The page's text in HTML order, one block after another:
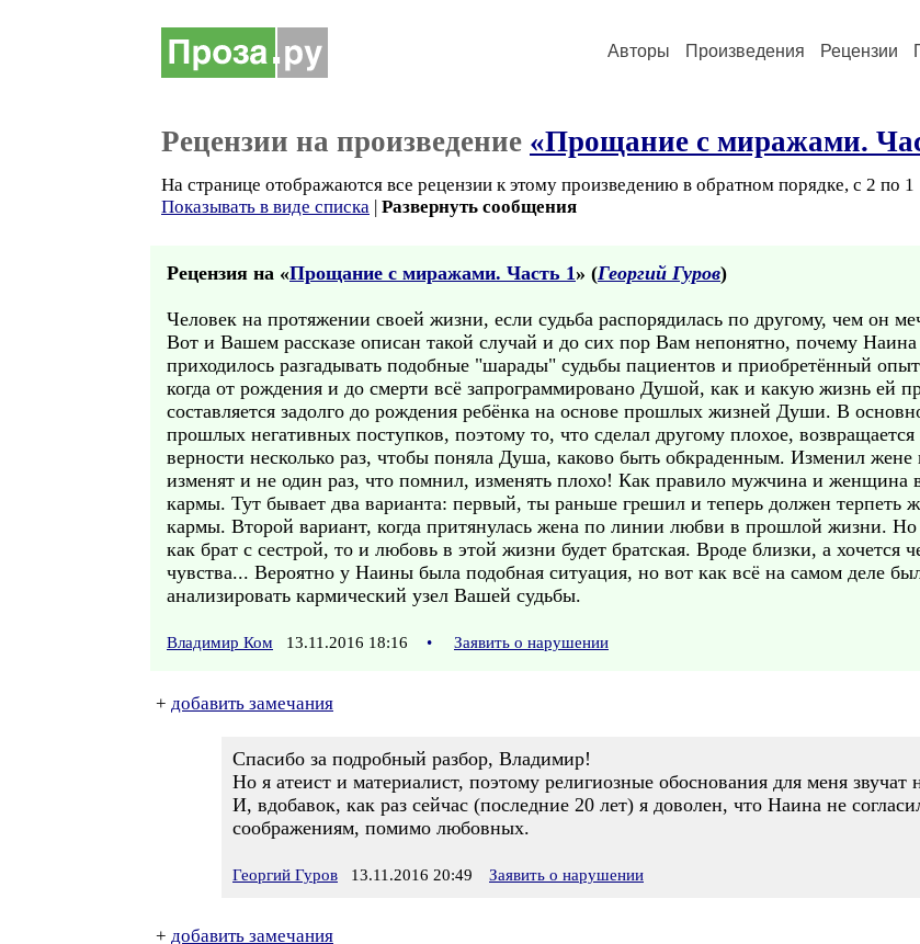
Авторы Произведения Рецензии
Рецензии на произведение «Прощание с миражами.
На странице отображаются все рецензии к этому произведению в обратном порядке, с 2 по 1
Показывать в виде списка | Развернуть сообщения
Рецензия на «Прощание с миражами. Часть 1» (Георгий Гуров)
Человек на протяжении своей жизни, если судьба распорядилась по другому, чем он
Вот и Вашем рассказе описан такой случай и до сих пор Вам непонятно, почему
приходилось разгадывать подобные "шарады" судьбы пациентов и приобретённый
когда от рождения и до смерти всё запрограммировано Душой, как и какую жизнь ей
составляется задолго до рождения ребёнка на основе прошлых жизней Души. В
прошлых негативных поступков, поэтому то, что сделал другому плохое,
верности несколько раз, чтобы поняла Душа, каково быть обкраденным. Изменил
изменят и не один раз, что помнил, изменять плохо! Как правило мужчина и женщина
кармы. Тут бывает два варианта: первый, ты раньше грешил и теперь должен терпеть
кармы. Второй вариант, когда притянулась жена по линии любви в прошлой жизни.
как брат с сестрой, то и любовь в этой жизни будет братская. Вроде близки, а хочется
чувства... Вероятно у Наины была подобная ситуация, но вот как всё на самом деле
анализировать кармический узел Вашей судьбы.
Владимир Ком 13.11.2016 18:16 • Заявить о нарушении
+ добавить замечания
Спасибо за подробный разбор, Владимир!
Но я атеист и материалист, поэтому религиозные обоснования для меня звучат
И, вдобавок, как раз сейчас (последние 20 лет) я доволен, что Наина не
соображениям, помимо любовных.
Георгий Гуров 13.11.2016 20:49 Заявить о нарушении
+ добавить замечания